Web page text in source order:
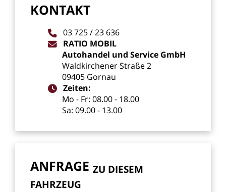
KONTAKT
03725/23 636
RATIO MOBIL
Autohandel und Service GmbH
WaldkirchenerStraße2
09405 Gornau
Zeiten:
Mo - Fr: 08.00- 18.00
Sa: 09.00- 13.00
ANFRAGE ZU DIESEM
FAHRZEUG